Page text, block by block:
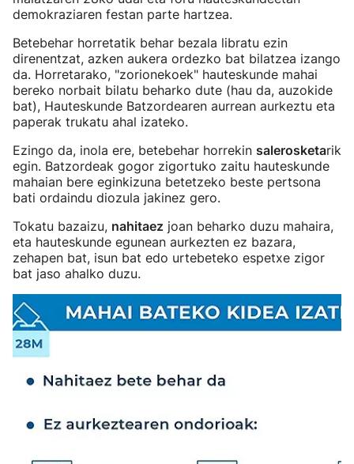
demokraziaren festan parte hartzea.
Betebehar horretatik behar bezala libratu ezin
direnentzat, azken aukera ordezko bat bilatzea izango
da. Horretarako, "zorionekoek" hauteskunde mahai
bereko norbait bilatu beharko dute (hau da, auzokide
bat), Hauteskunde Batzordearen aurrean aurkeztu eta
paperak trukatu ahal izateko.
Ezingo da, inola ere, betebehar horrekin salerosketarik
egin. Batzordeak gogor zigortuko zaitu hauteskunde
mahaian bere eginkizuna betetzeko beste pertsona
bati ordaindu diozula jakinez gero.
Tokatu bazaizu, nahitaez joan beharko duzu mahaira,
eta hauteskunde egunean aurkezten ez bazara,
zehapen bat, isun bat edo urtebeteko espetxe zigor
bat jaso ahalko duzu.